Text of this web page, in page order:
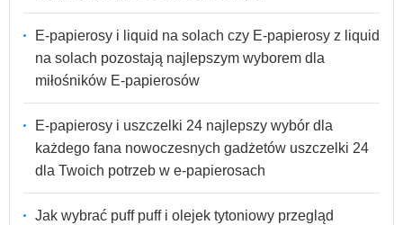
E-papierosy i liquid na solach czy E-papierosy z liquid
na solach pozostają najlepszym wyborem dla
miłośników E-papierosów
E-papierosy i uszczelki 24 najlepszy wybór dla
każdego fana nowoczesnych gadżetów uszczelki 24
dla Twoich potrzeb w e-papierosach
Jak wybrać puff puff i olejek tytoniowy przegląd